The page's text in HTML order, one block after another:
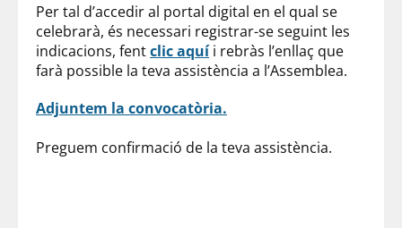
Per tal d’accedir al portal digital en el qual se
celebrarà, és necessari registrar-se seguint les
indicacions, fentclic aquíi rebràs l’enllaç que
farà possible la teva assistència a l’Assemblea.
Adjuntem la convocatòria.
Preguem confirmació de la teva assistència.